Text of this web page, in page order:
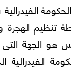
تنظيم الهجرة
هو الجهة التى
الفيدرالية